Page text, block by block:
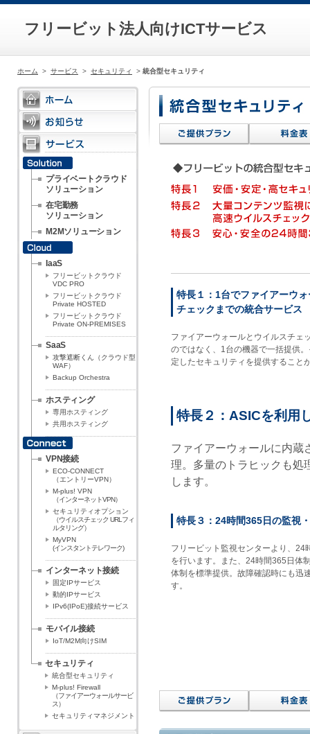
フリービット法人向けICTサービス
ホーム > サービス > セキュリティ > 統合型セキュリティ
プライベートクラウド
ソリューション
在宅勤務
ソリューション
M2Mソリューション
IaaS
フリービットクラウド
VDC PRO
フリービットクラウド
Private HOSTED
フリービットクラウド
Private ON-PREMISES
SaaS
攻撃遮断くん（クラウド型
WAF）
Backup Orchestra
ホスティング
専用ホスティング
共用ホスティング
VPN接続
ECO-CONNECT
（エントリーVPN）
M-plus! VPN
（インターネットVPN）
セキュリティオプション
（ウイルスチェック URLフィ
ルタリング）
MyVPN
(インスタントテレワーク)
インターネット接続
固定IPサービス
動的IPサービス
IPv6(IPoE)接続サービス
モバイル接続
IoT/M2M向けSIM
セキュリティ
統合型セキュリティ
M-plus! Firewall
（ファイアーウォールサービ
ス）
セキュリティマネジメント
特長１：1台でファイアーウ
チェックまでの統合サービス
ファイアーウォールとウイルスチェ
のではなく、1台の機器で一括提供
定したセキュリティを提供すること
特長２：ASICを利用
ファイアーウォールに内蔵
理。多量のトラヒックも処
します。
特長３：24時間365日の監視
フリービット監視センターより、24
を行います。また、24時間365日体
体制を標準提供。故障確認時にも迅
す。